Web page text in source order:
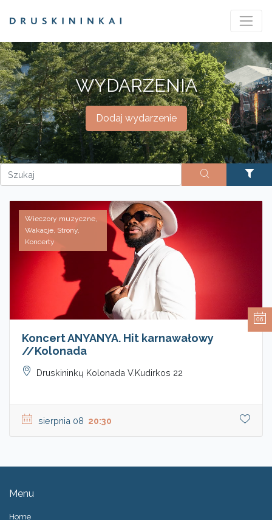
WYDARZENIA
Dodaj wydarzenie
Wieczory muzyczne,
Wakacje, Strony,
Koncerty
Koncert ANYANYA. Hit karnawałowy
//Kolonada
Druskininkų Kolonada V.Kudirkos 22
sierpnia 08 20:30
Menu
Home
06